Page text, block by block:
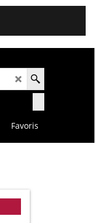
Favoris